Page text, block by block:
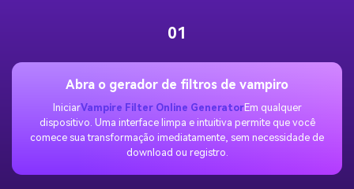
01
Abra o gerador de filtros de vampiro
IniciarVampire Filter Online GeneratorEm qualquer
dispositivo. Uma interface limpa e intuitiva permite que você
comece sua transformação imediatamente, sem necessidade de
download ou registro.